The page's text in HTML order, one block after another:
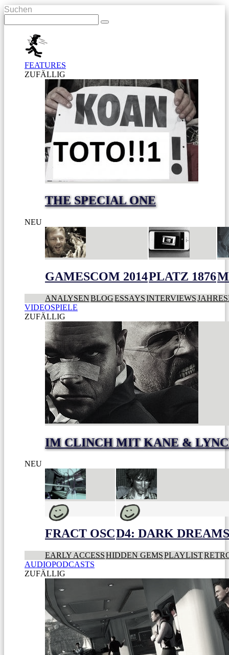
Suchen
FEATURES
ZUFÄLLIG
THE SPECIAL ONE
NEU
GAMESCOM 2014PLATZ 1876
ANALYSENBLOGESSAYSINTERVIEWS
VIDEOSPIELE
ZUFÄLLIG
IM CLINCH MIT KANE &
NEU
FRACT OSCD4: DARK
EARLY ACCESSHIDDEN GEMSPLAYLIST
AUDIOPODCASTS
ZUFÄLLIG